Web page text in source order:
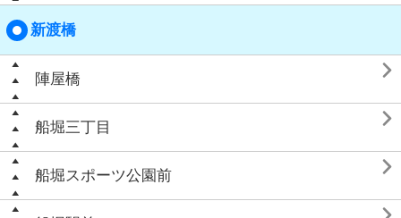
新渡橋
陣屋橋 
船堀三丁目 
船堀スポーツ公園前 